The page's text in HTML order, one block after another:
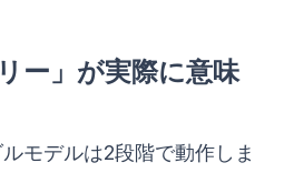
ー」が実際に意味
モデルは2段階で動作しま